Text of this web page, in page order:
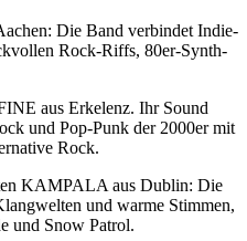
Die Band verbindet Indie-
Rock-Riffs, 80er-Synth-
aus Erkelenz. Ihr Sound
und Pop-Punk der 2000er mit
Rock.
KAMPALA aus Dublin: Die
und warme Stimmen,
und Snow Patrol.